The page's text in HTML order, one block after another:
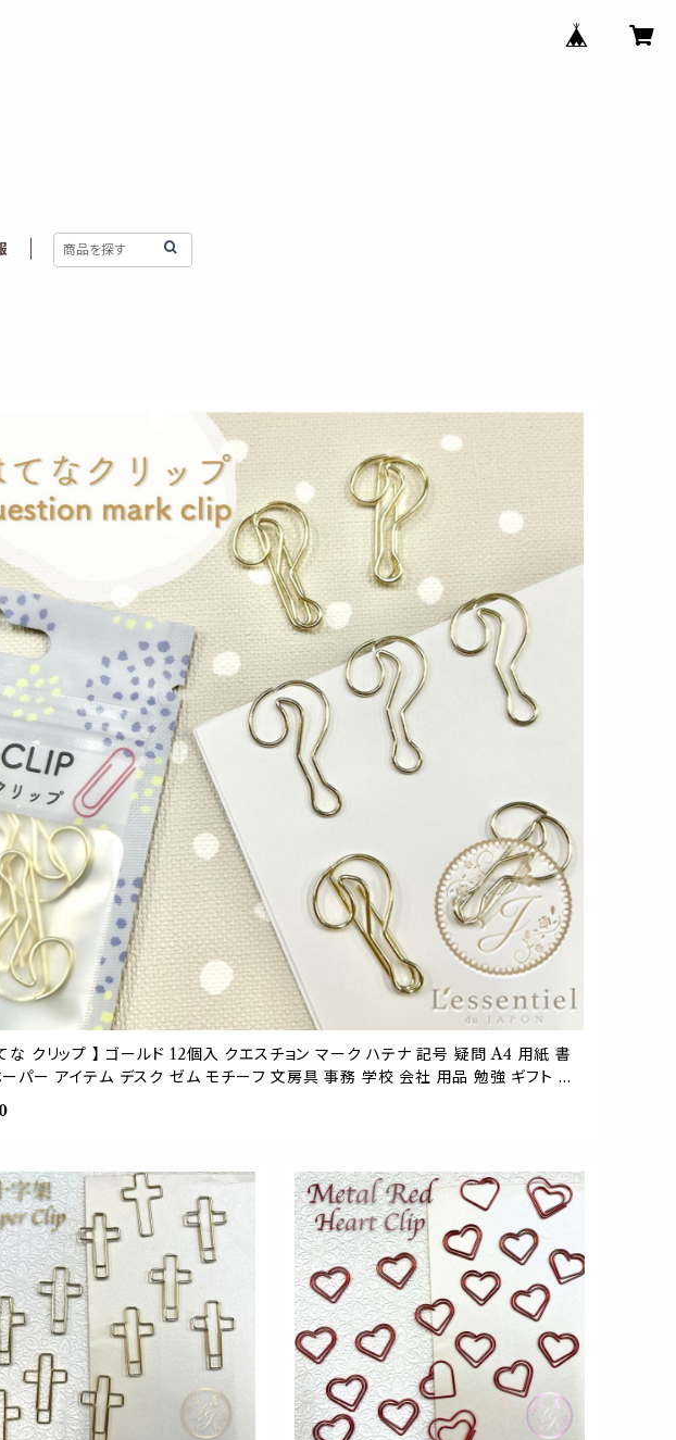
てな クリップ 】 ゴールド 12個入 クエスチョン マーク ハテナ 記号 疑問 A4 用紙 書
パー アイテム デスク ゼム モチーフ 文房具 事務 学校 会社 用品 勉強 ギフト ラ
グ 手帳 ブックマーク